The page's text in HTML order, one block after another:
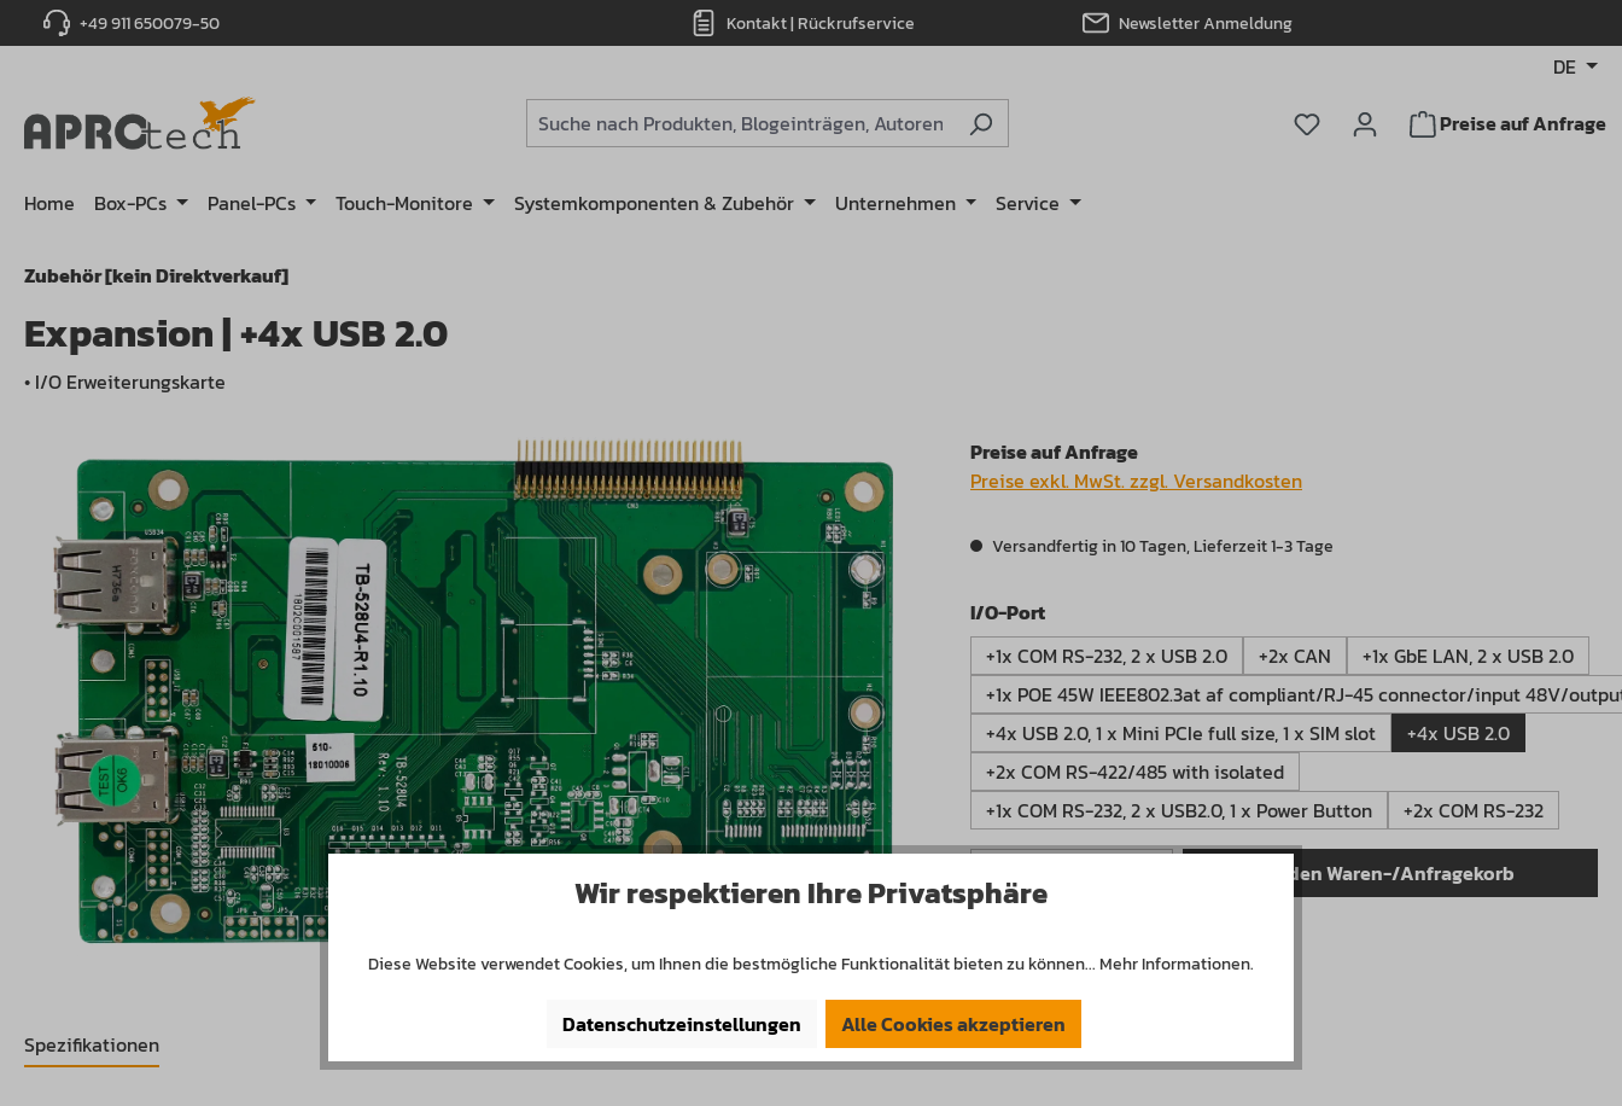
Zur Hauptnavigation springen
+49 911 650079-50 Kontakt | Rückrufservice Newsletter Anmeldung
DE
Du hast 0 Produkte auf dem
Preise auf Anfrage
Home Box-PCs Panel-PCs Touch-Monitore Systemkomponenten & Zubehör Unternehmen Service
Zubehör [kein Direktverkauf]
Expansion | +4x USB 2.0
• I/O Erweiterungskarte
Preise auf Anfrage
Preise exkl. MwSt. zzgl. Versandkosten
Versandfertig in 10 Tagen, Lieferzeit 1-3 Tage
I/O-Portauswählen
+1x COM RS-232, 2 x USB 2.0
+2x CAN
+1x GbE LAN, 2 x USB 2.0
+1x POE 45W IEEE802.3at af compliant/RJ-45 connector/input 48V/output
+4x USB 2.0, 1 x Mini PCIe full size, 1 x SIM slot
+4x USB 2.0
+2x COM RS-422/485 with isolated
+1x COM RS-232, 2 x USB2.0, 1 x Power Button
+2x COM RS-232
Produkt Anzahl: Gib den gewünschten Wert ein
In den Waren-/Anfragekorb
Spezifikationen
Wir respektieren Ihre Privatsphäre
Diese Website verwendet Cookies, um Ihnen die bestmögliche Funktionalität bieten zu können...Mehr Informationen.
Datenschutzeinstellungen Alle Cookies akzeptieren